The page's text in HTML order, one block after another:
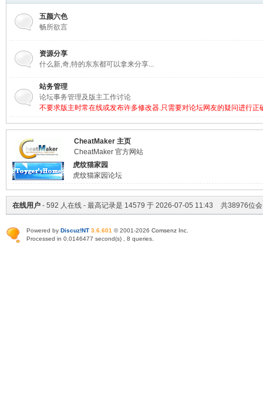
五颜六色
畅所欲言
资源分享
什么新,奇,特的东东都可以拿来分享...
站务管理
论坛事务管理及版主工作讨论
不要求版主时常在线或发布许多修改器.只需要对论坛网友的疑问进行正
CheatMaker 主页
CheatMaker 官方网站
虎纹猫家园
虎纹猫家园论坛
在线用户 - 592 人在线 - 最高记录是 14579 于 2026-07-05 11:43 共38976位
Powered by Discuz!NT 3.6.601 © 2001-2026 Comsenz Inc
Processed in 0.0146477 second(s) , 8 queries.